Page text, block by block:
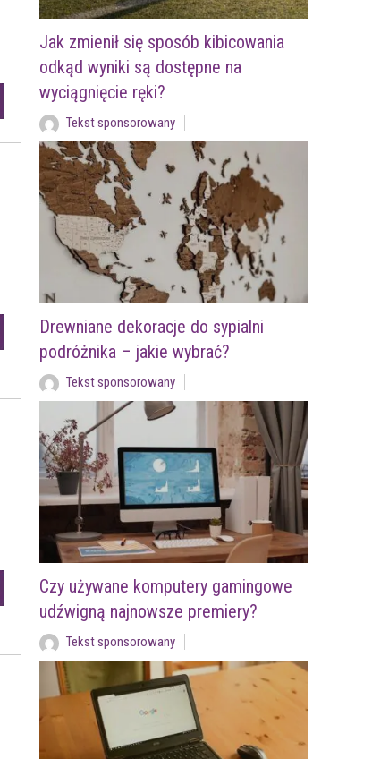
Jak zmienił się sposób kibicowania
odkąd wyniki są dostępne na
wyciągnięcie ręki?
Tekst sponsorowany
Drewniane dekoracje do sypialni
podróżnika – jakie wybrać?
Tekst sponsorowany
Czy używane komputery gamingowe
udźwigną najnowsze premiery?
Tekst sponsorowany